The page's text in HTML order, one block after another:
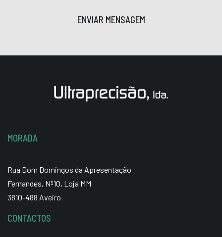
ENVIAR MENSAGEM
MORADA
Rua Dom Domingos da Apresentação
Fernandes, Nº10, Loja MM
3810-488 Aveiro
CONTACTOS